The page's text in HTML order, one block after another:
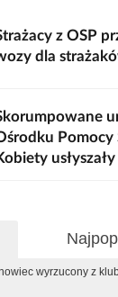
z OSP
dla
Pomocy
wyrzucony z